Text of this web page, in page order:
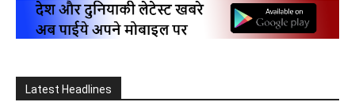
Latest Headlines